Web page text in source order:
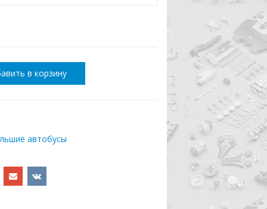
в корзину
автобусы